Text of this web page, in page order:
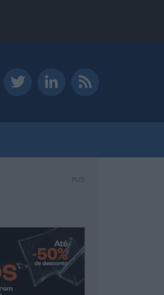
PUB